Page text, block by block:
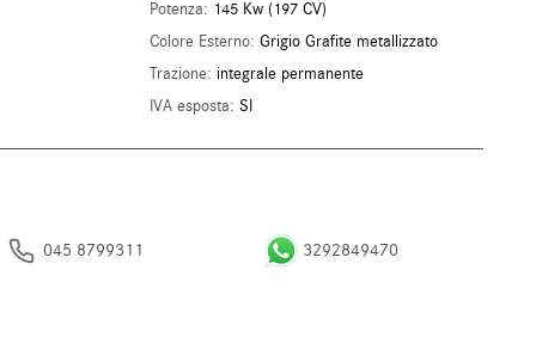
Potenza: 145 Kw (197 CV)
Colore Esterno:Grigio Grafite metallizzato
Trazione: integrale permanente
IVA esposta:SI
045 8799311 3292849470